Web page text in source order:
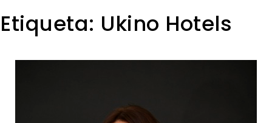
Etiqueta: Ukino Hotels